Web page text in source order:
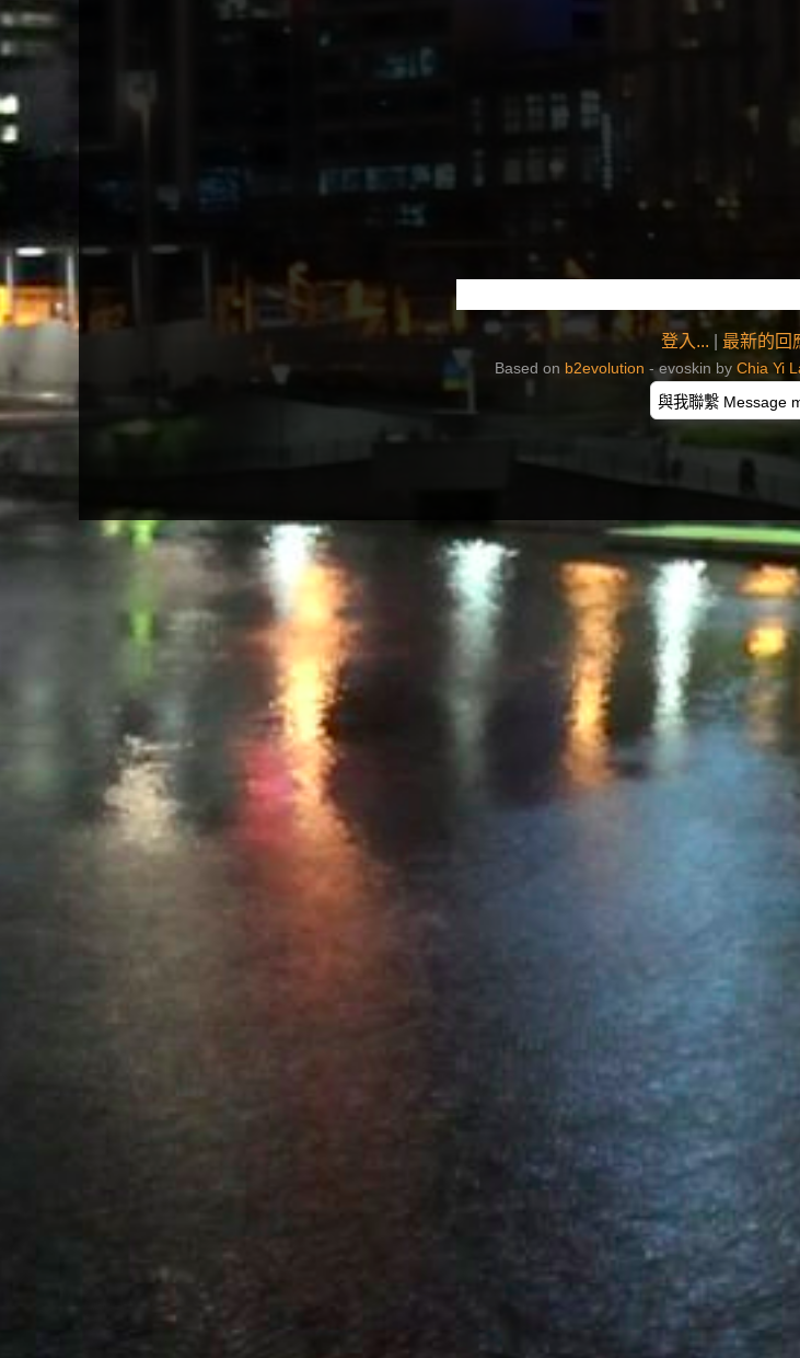
登入... 最新的回
Based on b2evolution - evoskin by Chia Yi
與我聯繫 Message